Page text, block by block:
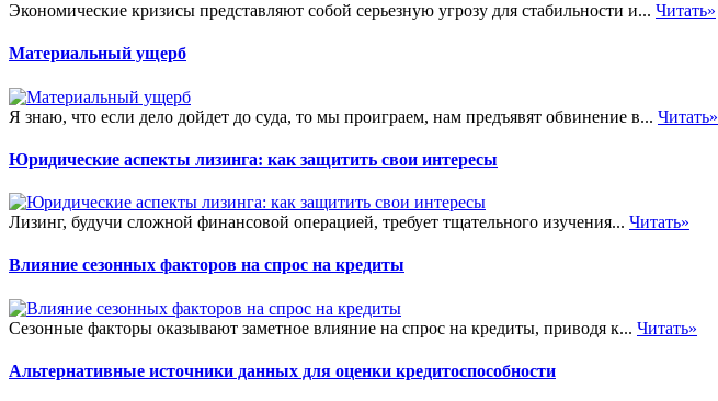
Экономические кризисы представляют собой серьезную угрозу для стабильности и... Читать»
Материальный ущерб
Я знаю, что если дело дойдет до суда, то мы проиграем, нам предъявят обвинение в... Читать»
Юридические аспекты лизинга: как защитить свои интересы
Лизинг, будучи сложной финансовой операцией, требует тщательного изучения... Читать»
Влияние сезонных факторов на спрос на кредиты
Сезонные факторы оказывают заметное влияние на спрос на кредиты, приводя к... Читать»
Альтернативные источники данных для оценки кредитоспособности